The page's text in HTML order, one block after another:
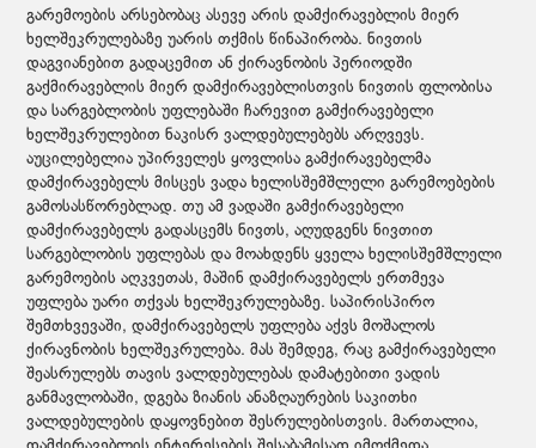
გარემოების არსებობაც ასევე არის დამქირავებლის მიერ
ხელშეკრულებაზე უარის თქმის წინაპირობა. ნივთის
დაგვიანებით გადაცემით ან ქირავნობის პერიოდში
გაქმირავებლის მიერ დამქირავებლისთვის ნივთის ფლობისა
და სარგებლობის უფლებაში ჩარევით გამქირავებელი
ხელშეკრულებით ნაკისრ ვალდებულებებს არღვევს.
აუცილებელია უპირველეს ყოვლისა გამქირავებელმა
დამქირავებელს მისცეს ვადა ხელისშემშლელი გარემოებების
გამოსასწორებლად. თუ ამ ვადაში გამქირავებელი
დამქირავებელს გადასცემს ნივთს, აღუდგენს ნივთით
სარგებლობის უფლებას და მოახდენს ყველა ხელისშემშლელი
გარემოების აღკვეთას, მაშინ დამქირავებელს ერთმევა
უფლება უარი თქვას ხელშეკრულებაზე. საპირისპირო
შემთხვევაში, დამქირავებელს უფლება აქვს მოშალოს
ქირავნობის ხელშეკრულება. მას შემდეგ, რაც გამქირავებელი
შეასრულებს თავის ვალდებულებას დამატებითი ვადის
განმავლობაში, დგება ზიანის ანაზღაურების საკითხი
ვალდებულების დაყოვნებით შესრულებისთვის. მართალია,